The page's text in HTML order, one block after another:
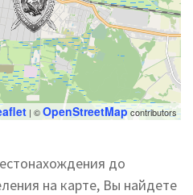
| ©OpenStreetMapcontributors
до
на карте, Вы найдете